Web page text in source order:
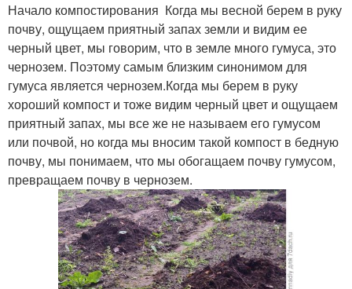
Начало компостирования Когда мы весной берем в руку
почву, ощущаем приятный запах земли и видим ее
черный цвет, мы говорим, что в земле много гумуса, это
чернозем. Поэтому самым близким синонимом для
гумуса является чернозем.Когда мы берем в руку
хороший компост и тоже видим черный цвет и ощущаем
приятный запах, мы все же не называем его гумусом
или почвой, но когда мы вносим такой компост в бедную
почву, мы понимаем, что мы обогащаем почву гумусом,
превращаем почву в чернозем.